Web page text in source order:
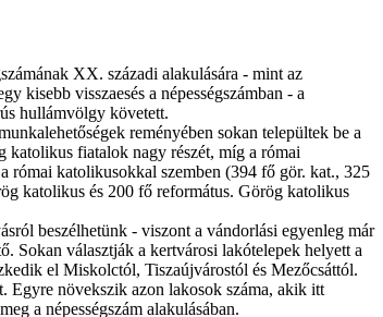
XX. századi alakulására - mint az
kisebb visszaesés a népességszámban - a
hullámvölgy követett.
reményében sokan települtek be a
katolikus fiatalok nagy részét, míg a római
római katolikusokkal szemben (394 fő gör. kat., 325
katolikus és 200 fő református. Görög katolikus
beszélhetünk - viszont a vándorlási egyenleg már
Sokan választják a kertvárosi lakótelepek helyett a
el Miskolctól, Tiszaújvárostól és Mezőcsáttól.
Egyre növekszik azon lakosok száma, akik itt
a népességszám alakulásában.